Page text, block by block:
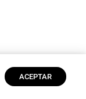
Producto
ACEPTAR